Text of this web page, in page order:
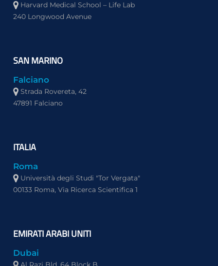
Harvard Medical School – Life Lab
240 Longwood Avenue
SAN MARINO
Falciano
Strada Rovereta, 42
47891 Falciano
ITALIA
Roma
Università degli Studi "Tor Vergata"
00133 Roma, Via Ricerca Scientifica 1
EMIRATI ARABI UNITI
Dubai